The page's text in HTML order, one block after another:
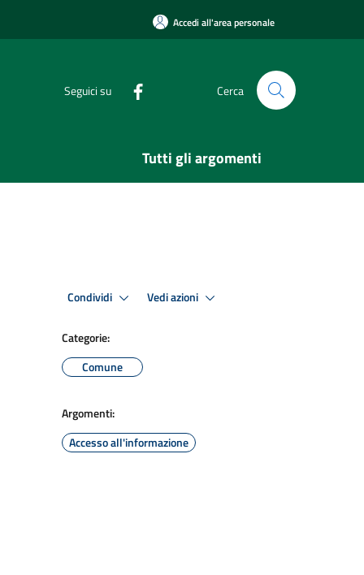
Accedi all'area personale
Seguici su Cerca
Tutti gli argomenti
Condividi Vedi azioni
Categorie:
Comune
Argomenti:
Accesso all'informazione